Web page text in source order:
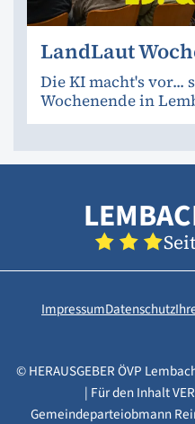
LandLaut
Die KI macht's vor...
Wochenende in
ImpressumDatenschutz
© HERAUSGEBER ÖVP
| Für den Inhalt
Gemeindeparteiobmann